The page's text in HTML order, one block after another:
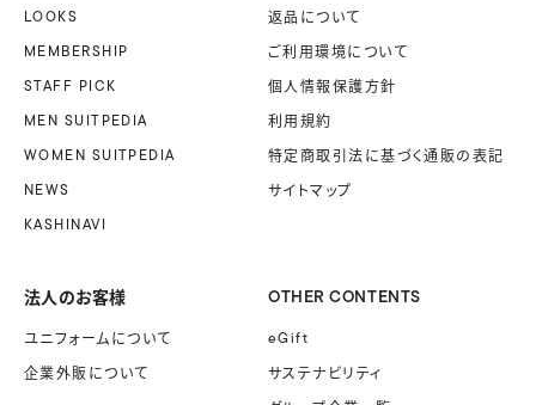
LOOKS
MEMBERSHIP
STAFF PICK
MEN SUITPEDIA
WOMEN SUITPEDIA
NEWS
KASHINAVI
返品について
ご利用環境について
個人情報保護方針
利用規約
特定商取引法に基づく通販の表記
サイトマップ
法人のお客様
ユニフォームについて
企業外販について
OTHER CONTENTS
eGift
サステナビリティ